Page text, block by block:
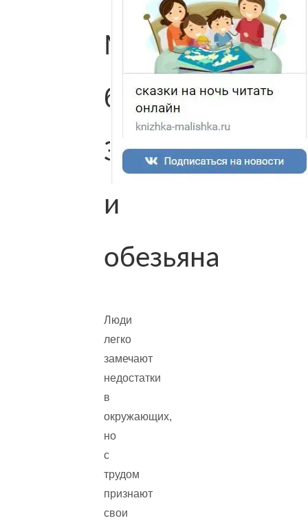
Мораль
басни
Зеркало
и
обезьяна
Люди
легко
замечают
недостатки
в
окружающих,
но
с
трудом
признают
свои